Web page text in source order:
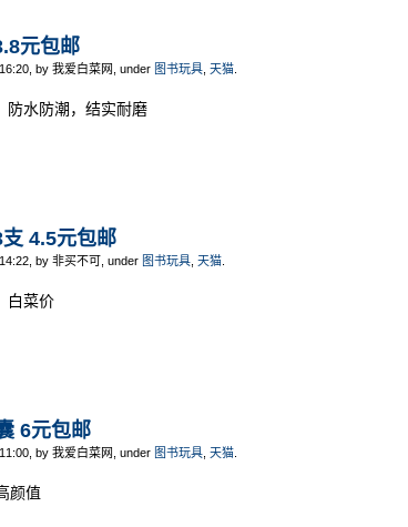
元包邮
by 我爱白菜网, under 图书玩具 天猫
防水防潮，结实耐磨
4.5元包邮
by 非买不可, under 图书玩具 天猫
白菜价
6元包邮
by 我爱白菜网, under 图书玩具 天猫
颜值